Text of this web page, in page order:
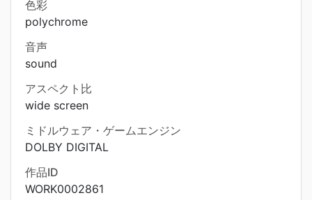
色彩
polychrome
音声
sound
アスペクト比
wide screen
ミドルウェア・ゲームエンジン
DOLBY DIGITAL
作品ID
WORK0002861